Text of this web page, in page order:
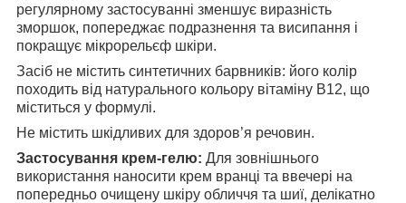
регулярному застосуванні зменшує виразність
зморшок, попереджає подразнення та висипання і
покращує мікрорельєф шкіри.
Засіб не містить синтетичних барвників: його колір
походить від натурального кольору вітаміну В12, що
міститься у формулі.
Не містить шкідливих для здоров’я речовин.
Застосування крем-гелю: Для зовнішнього
використання наносити крем вранці та ввечері на
попередньо очищену шкіру обличчя та шиї, делікатно